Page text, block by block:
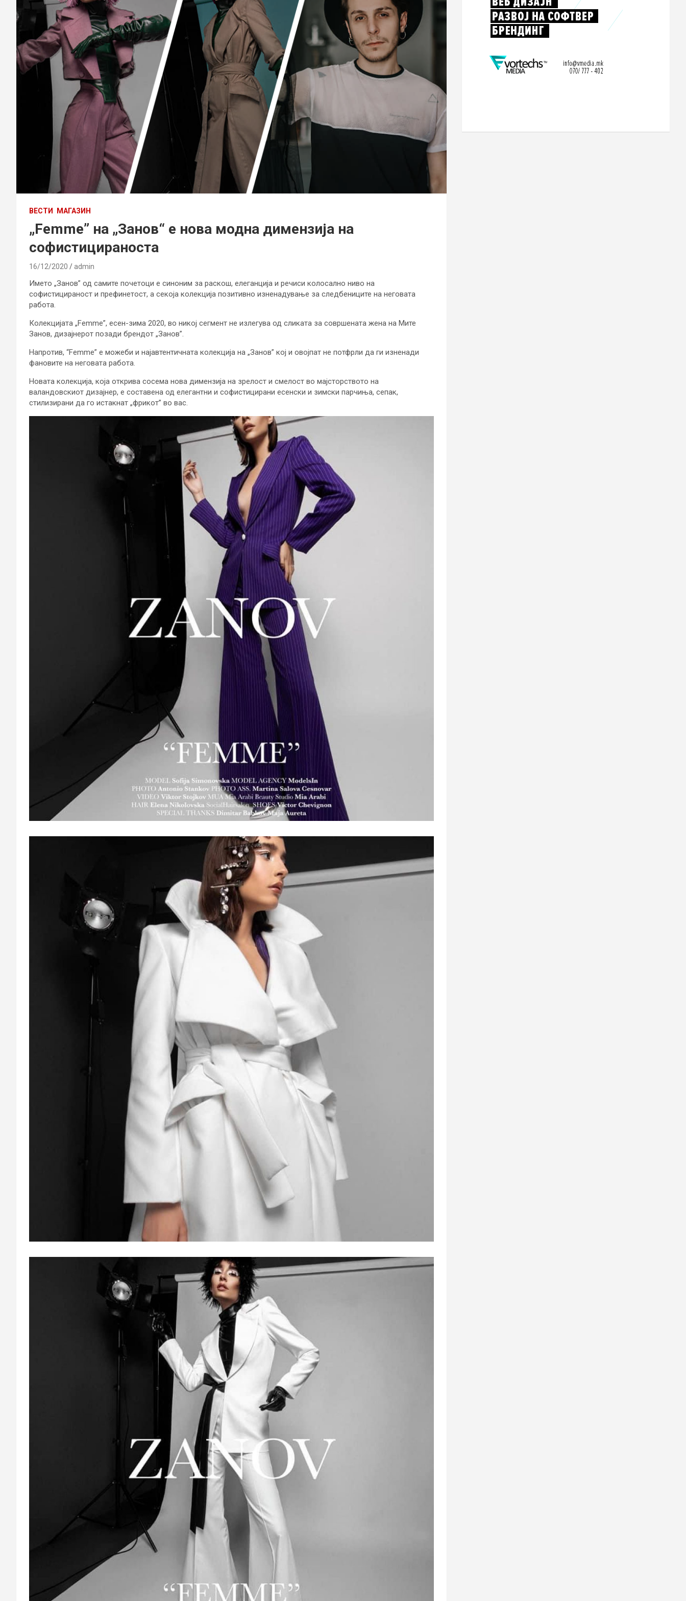
ВЕСТИ МАГАЗИН
„Femme” на „Занов“ е нова модна димензија на
софистицираноста
16/12/2020 admin
Името „Занов” од самите почетоци е синоним за раскош, елеганција и речиси колосално ниво на
софистицираност и префинетост, а секоја колекција позитивно изненадување за следбениците на неговата
работа.
Колекцијата „Femme”, есен-зима 2020, во никој сегмент не излегува од сликата за совршената жена на Мите
Занов, дизајнерот позади брендот „Занов”.
Напротив, “Femme” е можеби и најавтентичната колекција на „Занов” кој и овојпат не потфрли да ги изненади
фановите на неговата работа.
Новата колекција, која открива сосема нова димензија на зрелост и смелост во мајсторството на
валандовскиот дизајнер, е составена од елегантни и софистицирани есенски и зимски парчиња, сепак,
стилизирани да го истакнат „фрикот” во вас.